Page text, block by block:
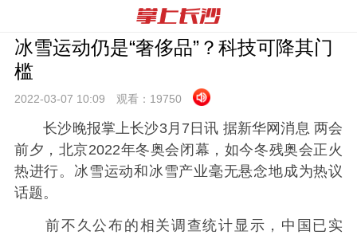
冰雪运动仍是“奢侈品”？科技可降其门
槛
2022-03-07 10:09 观看： 19750
长沙晚报掌上长沙3月7日讯 据新华网消息 两会
前夕，北京2022年冬奥会闭幕，如今冬残奥会正火
热进行。冰雪运动和冰雪产业毫无悬念地成为热议
话题。
前不久公布的相关调查统计显示，中国已实